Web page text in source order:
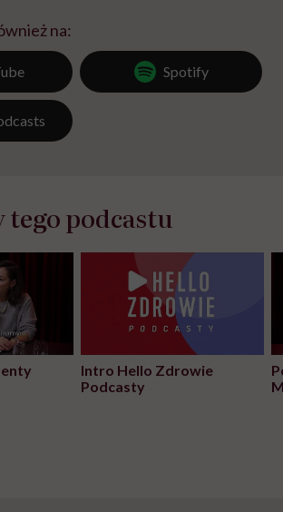
na:
Spotify
tego podcastu
Intro Hello Zdrowie
Podcasty